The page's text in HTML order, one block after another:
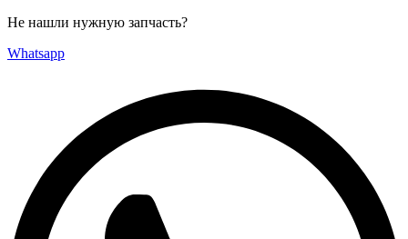
Не нашли нужную запчасть?
Whatsapp